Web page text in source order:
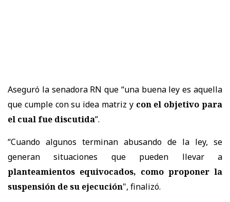
Aseguró la senadora RN que “una buena ley es aquella
que cumple con su idea matriz ycon el objetivo para
el cual fue discutida”.
“Cuando algunos terminan abusando de la ley, se
generan situaciones que pueden llevar a
planteamientos equivocados, como proponer la
suspensión de su ejecución", finalizó.